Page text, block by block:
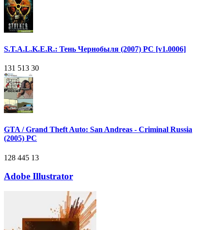
S.T.A.L.K.E.R.: Тень Чернобыля (2007) PC [v1.0006]
131 513 30
GTA / Grand Theft Auto: San Andreas - Criminal Russia
(2005) PC
128 445 13
Adobe Illustrator